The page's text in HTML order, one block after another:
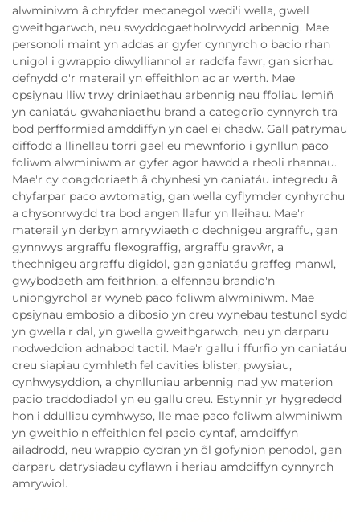
alwminiwm â chryfder mecanegol wedi'i wella, gwell
gweithgarwch, neu swyddogaetholrwydd arbennig. Mae
personoli maint yn addas ar gyfer cynnyrch o bacio rhan
unigol i gwrappio diwylliannol ar raddfa fawr, gan sicrhau
defnydd o'r materail yn effeithlon ac ar werth. Mae
opsiynau lliw trwy driniaethau arbennig neu ffoliau lemiñ
yn caniatáu gwahaniaethu brand a categorïo cynnyrch tra
bod perfformiad amddiffyn yn cael ei chadw. Gall patrymau
diffodd a llinellau torri gael eu mewnforio i gynllun paco
foliwm alwminiwm ar gyfer agor hawdd a rheoli rhannau.
Mae'r cy совgdoriaeth â chynhesi yn caniatáu integredu â
chyfarpar paco awtomatig, gan wella cyflymder cynhyrchu
a chysonrwydd tra bod angen llafur yn lleihau. Mae'r
materail yn derbyn amrywiaeth o dechnigeu argraffu, gan
gynnwys argraffu flexograffig, argraffu gravŵr, a
thechnigeu argraffu digidol, gan ganiatáu graffeg manwl,
gwybodaeth am feithrion, a elfennau brandio'n
uniongyrchol ar wyneb paco foliwm alwminiwm. Mae
opsiynau embosio a dibosio yn creu wynebau testunol sydd
yn gwella'r dal, yn gwella gweithgarwch, neu yn darparu
nodweddion adnabod tactil. Mae'r gallu i ffurfio yn caniatáu
creu siapiau cymhleth fel cavities blister, pwysiau,
cynhwysyddion, a chynlluniau arbennig nad yw materion
pacio traddodiadol yn eu gallu creu. Estynnir yr hygrededd
hon i ddulliau cymhwyso, lle mae paco foliwm alwminiwm
yn gweithio'n effeithlon fel pacio cyntaf, amddiffyn
ailadrodd, neu wrappio cydran yn ôl gofynion penodol, gan
darparu datrysiadau cyflawn i heriau amddiffyn cynnyrch
amrywiol.